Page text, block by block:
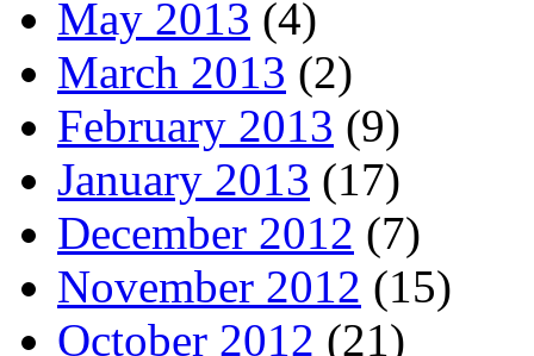
May 2013 (4)
March 2013 (2)
February 2013 (9)
January 2013 (17)
December 2012 (7)
November 2012 (15)
October 2012 (21)